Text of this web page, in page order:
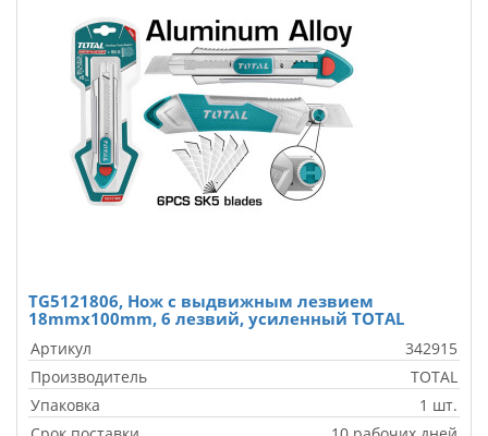
TG5121806, Нож с выдвижным лезвием
18mmx100mm, 6 лезвий, усиленный TOTAL
Артикул
342915
Производитель
TOTAL
Упаковка
1 шт.